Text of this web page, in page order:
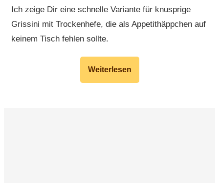
Ich zeige Dir eine schnelle Variante für knusprige
Grissini mit Trockenhefe, die als Appetithäppchen auf
keinem Tisch fehlen sollte.
Weiterlesen